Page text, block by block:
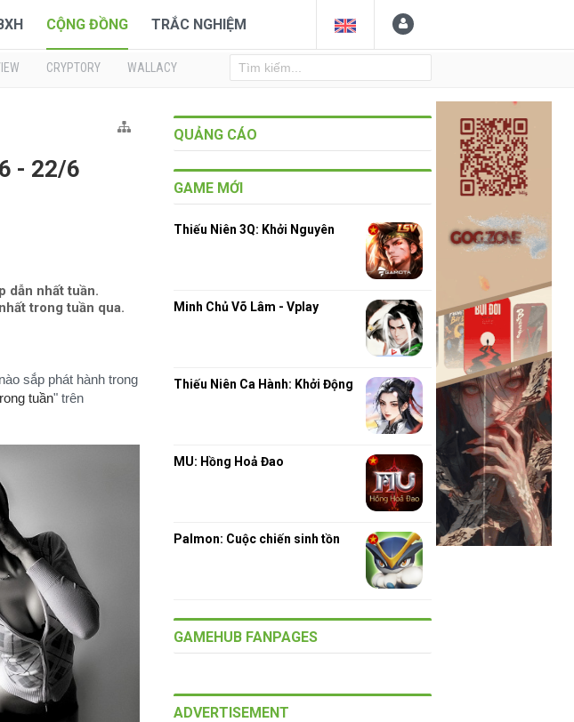
CỘNG ĐỒNG TRẮC NGHIỆM
CRYPTORY WALLACY
- 22/6
dẫn nhất tuần.
trong tuần qua.
sắp phát hành trong
tuần" trên
QUẢNG CÁO
GAME MỚI
Thiếu Niên 3Q: Khởi Nguyên
Minh Chủ Võ Lâm - Vplay
Thiếu Niên Ca Hành: Khởi Động
MU: Hồng Hoả Đao
Palmon: Cuộc chiến sinh tồn
GAMEHUB FANPAGES
ADVERTISEMENT